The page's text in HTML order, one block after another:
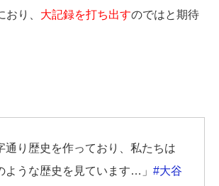
おり、 大記録を打ち出すのではと期待
通り歴史を作っており、私たちは
ような歴史を見ています…」 #大谷